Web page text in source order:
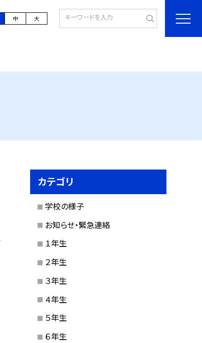
中 大
カテゴリ
学校の様子
お知らせ・緊急連絡
１年生
２年生
３年生
４年生
５年生
６年生